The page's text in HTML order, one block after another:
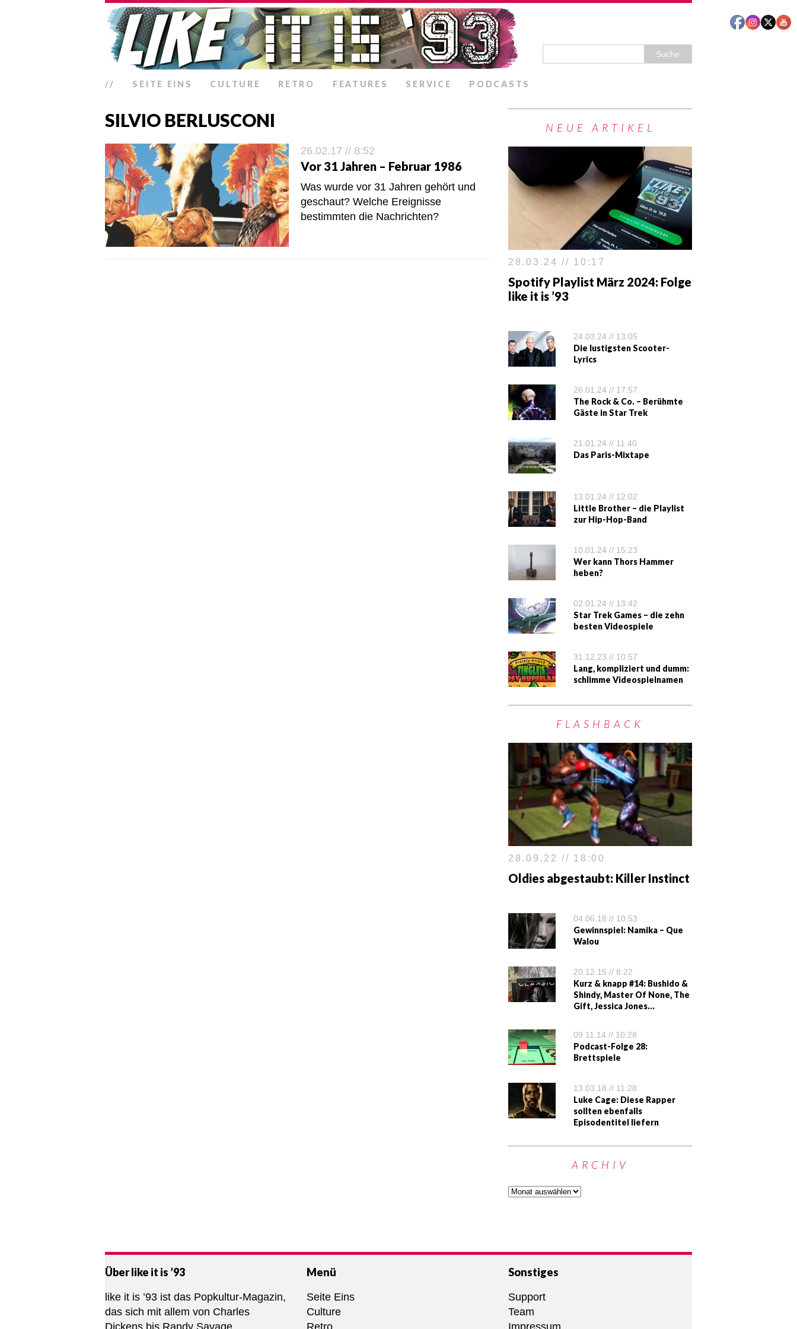
// SEITE EINS CULTURE RETRO FEATURES SERVICE PODCASTS
SILVIO BERLUSCONI
26.02.17 // 8:52
Vor 31 Jahren – Februar 1986
Was wurde vor 31 Jahren gehört und
geschaut? Welche Ereignisse
bestimmten die Nachrichten?
NEUE ARTIKEL
28.03.24 // 10:17
Spotify Playlist März 2024: Folge
like it is ’93
24.03.24 // 13:05
Die lustigsten Scooter-
Lyrics
26.01.24 // 17:57
The Rock & Co. – Berühmte
Gäste in Star Trek
21.01.24 // 11:40
Das Paris-Mixtape
13.01.24 // 12:02
Little Brother – die Playlist
zur Hip-Hop-Band
10.01.24 // 15:23
Wer kann Thors Hammer
heben?
02.01.24 // 13:42
Star Trek Games – die zehn
besten Videospiele
31.12.23 // 10:57
Lang, kompliziert und dumm:
schlimme Videospielnamen
FLASHBACK
28.09.22 // 18:00
Oldies abgestaubt: Killer Instinct
04.06.18 // 10:53
Gewinnspiel: Namika – Que
Walou
20.12.15 // 8:22
Kurz & knapp #14: Bushido &
Shindy, Master Of None, The
Gift, Jessica Jones…
09.11.14 // 10:28
Podcast-Folge 28:
Brettspiele
13.03.18 // 11:28
Luke Cage: Diese Rapper
sollten ebenfalls
Episodentitel liefern
ARCHIV
Über like it is ’93
like it is ’93 ist das Popkultur-Magazin,
das sich mit allem von Charles
Dickens bis Randy Savage
Menü
Seite Eins
Culture
Retro
Sonstiges
Support
Team
Impressum